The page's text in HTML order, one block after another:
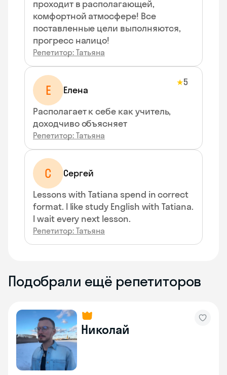
проходит в располагающей,
комфортной атмосфере! Все
поставленные цели выполняются,
прогресс налицо!
Репетитор: Татьяна
Е Елена
★5
Располагает к себе как учитель,
доходчиво объясняет
Репетитор: Татьяна
С
Сергей
Lessons with Tatiana spend in correct
format. I like study English with Tatiana.
I wait every next lesson.
Репетитор: Татьяна
Подобрали ещё репетиторов
Николай